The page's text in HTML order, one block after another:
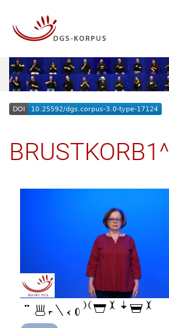
BRUSTKORB1^
